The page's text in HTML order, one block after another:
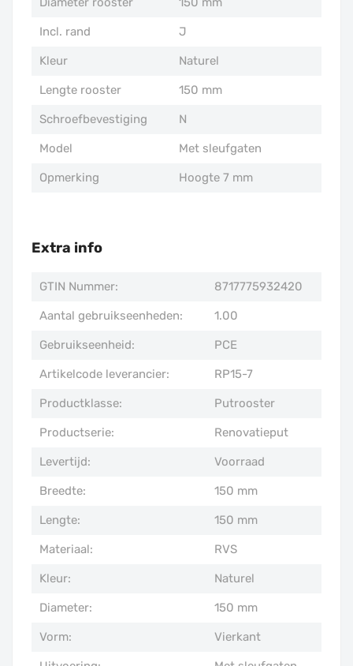
Incl. rand J
Kleur Naturel
Lengte rooster 150 mm
Schroefbevestiging N
Model Met sleufgaten
Opmerking Hoogte 7 mm
Extra info
GTIN Nummer: 8717775932420
Aantal gebruikseenheden: 1.00
Gebruikseenheid: PCE
Artikelcode leverancier: RP15-7
Productklasse: Putrooster
Productserie: Renovatieput
Levertijd: Voorraad
Breedte: 150 mm
Lengte: 150 mm
Materiaal: RVS
Kleur: Naturel
Diameter: 150 mm
Vorm: Vierkant